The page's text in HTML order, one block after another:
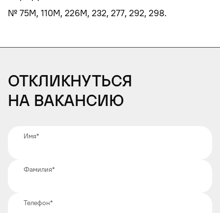
№ 75М, 110М, 226М, 232, 277, 292, 298.
Откликнуться
на вакансию
Имя*
Фамилия*
Телефон*